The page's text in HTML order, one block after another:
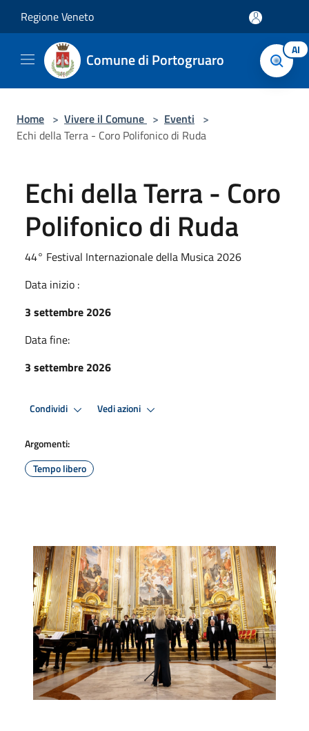
Regione Veneto
Comune di Portogruaro AI
Home > Vivere il Comune > Eventi >
Echi della Terra - Coro Polifonico di Ruda
Echi della Terra - Coro
Polifonico di Ruda
44° Festival Internazionale della Musica 2026
Data inizio :
3 settembre 2026
Data fine:
3 settembre 2026
Condividi Vedi azioni
Argomenti:
Tempo libero